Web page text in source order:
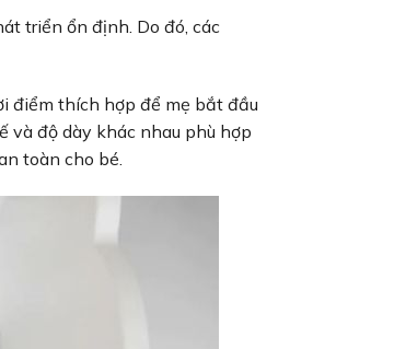
triển ổn định. Do đó, các
điểm thích hợp để mẹ bắt đầu
và độ dày khác nhau phù hợp
toàn cho bé.